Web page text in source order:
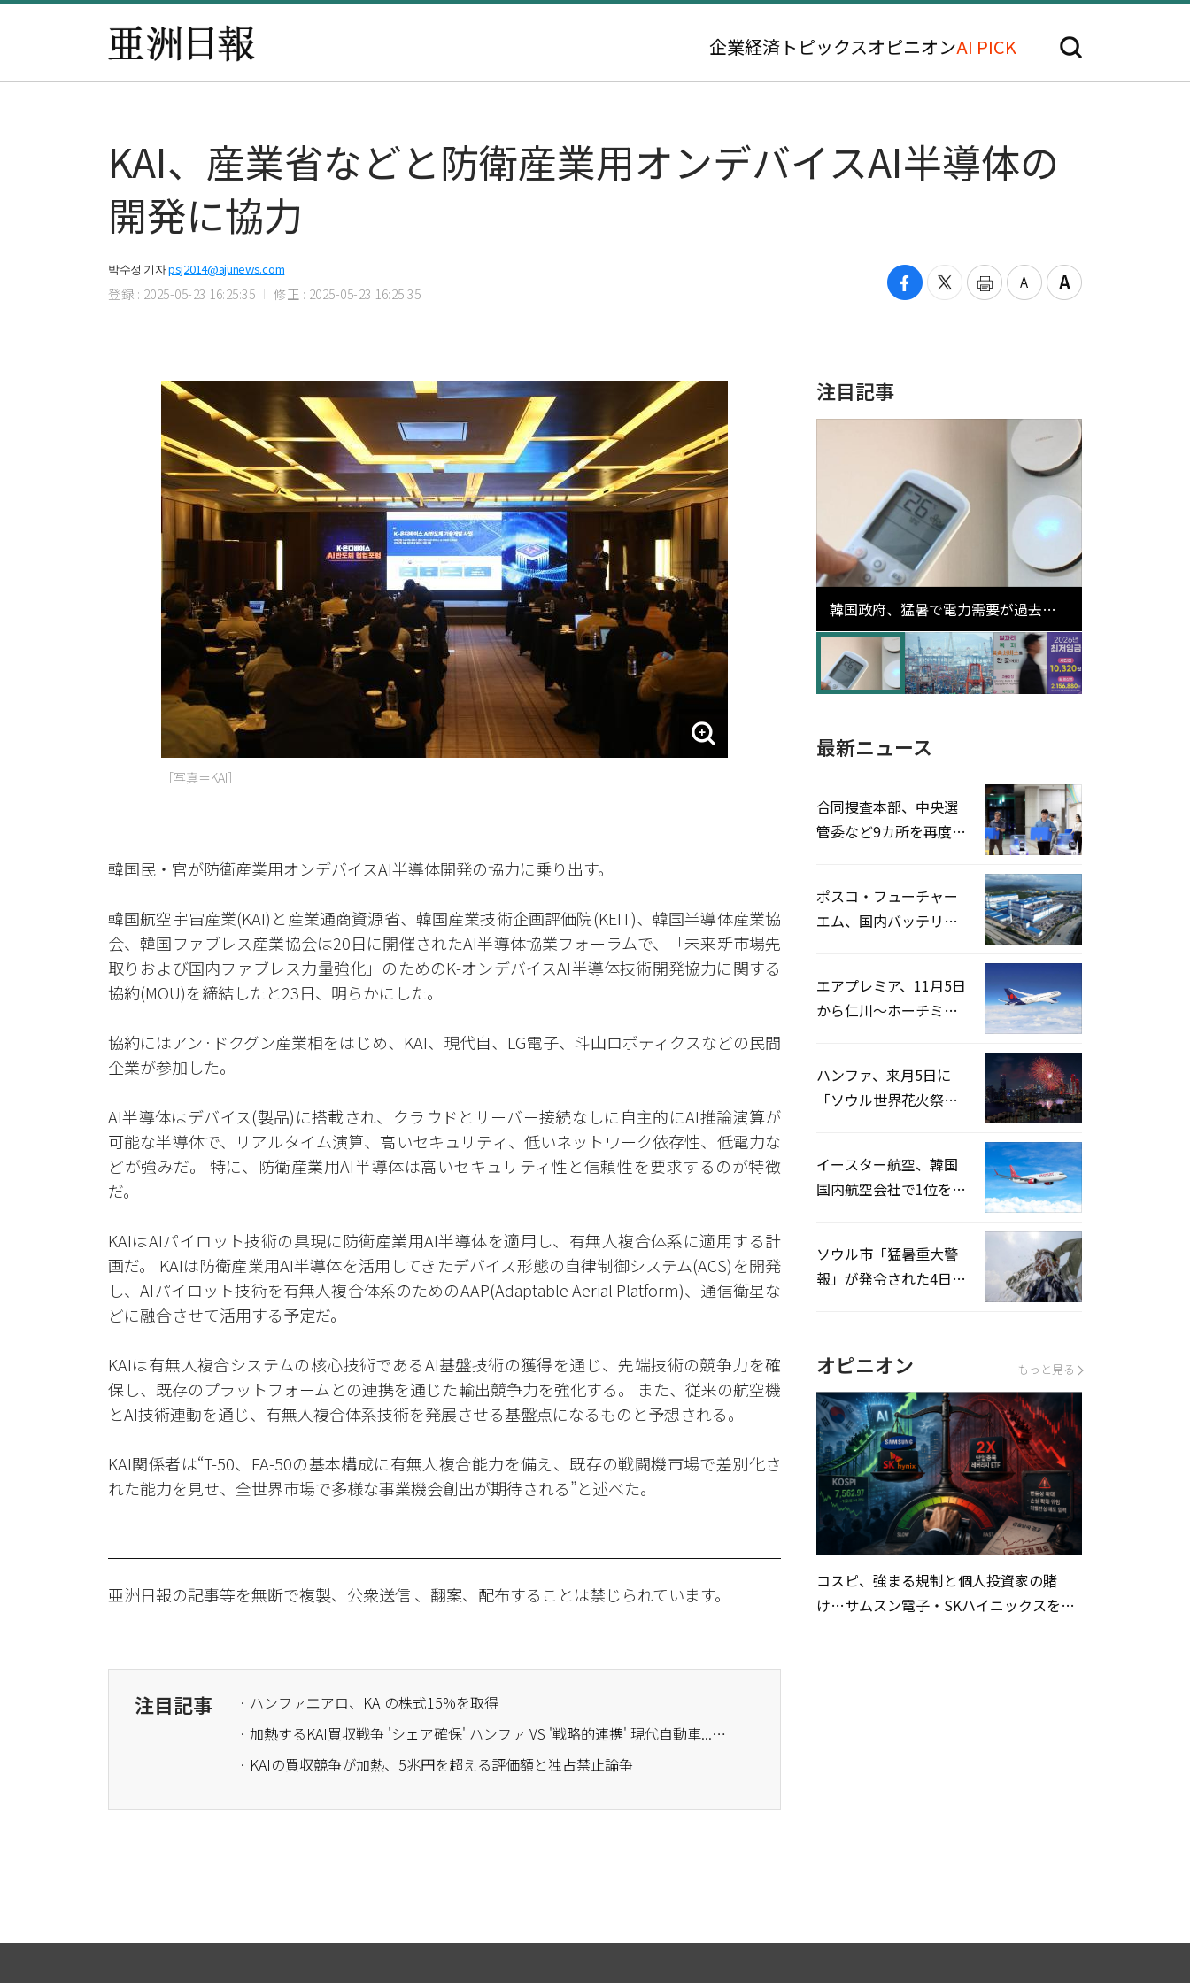
企業経済 トピックスオピニオンAI PICK
KAI、産業省などと防衛産業用オンデバイスAI半導体の
開発に協力
박수정 기자psj2014@ajunews.com
登録 : 2025-05-23 16:25:35 修正 : 2025-05-23 16:25:35
［写真＝KAI］
韓国民・官が防衛産業用オンデバイスAI半導体開発の協力に乗り出す。
韓国航空宇宙産業(KAI)と産業通商資源省、韓国産業技術企画評価院(KEIT)、韓国半導体産業協
会、韓国ファブレス産業協会は20日に開催されたAI半導体協業フォーラムで、「未来新市場先
取りおよび国内ファブレス力量強化」のためのK-オンデバイスAI半導体技術開発協力に関する
協約(MOU)を締結したと23日、明らかにした。
協約にはアン·ドクグン産業相をはじめ、KAI、現代自、LG電子、斗山ロボティクスなどの民間
企業が参加した。
AI半導体はデバイス(製品)に搭載され、クラウドとサーバー接続なしに自主的にAI推論演算が
可能な半導体で、リアルタイム演算、高いセキュリティ、低いネットワーク依存性、低電力な
どが強みだ。 特に、防衛産業用AI半導体は高いセキュリティ性と信頼性を要求するのが特徴
だ。
KAIはAIパイロット技術の具現に防衛産業用AI半導体を適用し、有無人複合体系に適用する計
画だ。 KAIは防衛産業用AI半導体を活用してきたデバイス形態の自律制御システム(ACS)を開発
し、AIパイロット技術を有無人複合体系のためのAAP(Adaptable Aerial Platform)、通信衛星な
どに融合させて活用する予定だ。
KAIは有無人複合システムの核心技術であるAI基盤技術の獲得を通じ、先端技術の競争力を確
保し、既存のプラットフォームとの連携を通じた輸出競争力を強化する。 また、従来の航空機
とAI技術連動を通じ、有無人複合体系技術を発展させる基盤点になるものと予想される。
KAI関係者は“T-50、FA-50の基本構成に有無人複合能力を備え、既存の戦闘機市場で差別化さ
れた能力を見せ、全世界市場で多様な事業機会創出が期待される”と述べた。
亜洲日報の記事等を無断で複製、公衆送信 、翻案、配布することは禁じられています。
注目記事
· ハンファエアロ、KAIの株式15%を取得
· 加熱するKAI買収戦争 'シェア確保' ハンファ VS '戦略的連携' 現代自動車...来年が分岐点
· KAIの買収競争が加熱、5兆円を超える評価額と独占禁止論争
注目記事
韓国政府、猛暑で電力需要が過去最
高更新の可能性に需給対応体制を点
検
最新ニュース
合同捜査本部、中央選
管委など9カ所を再度家
ポスコ・フューチャー
エム、国内バッテリー
エアプレミア、11月5日
から仁川〜ホーチミン
ハンファ、来月5日に
「ソウル世界花火祭り
イースター航空、韓国
国内航空会社で1位を記
ソウル市「猛暑重大警
報」が発令された4日、
オピニオン もっと見る
コスピ、強まる規制と個人投資家の賭
け…サムスン電子・SKハイニックスを巡